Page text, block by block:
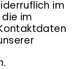
im
im